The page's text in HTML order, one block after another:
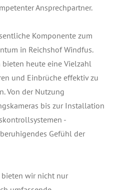
Ansprechpartner.
Komponente zum
in Reichshof Windfus.
heute eine Vielzahl
und Einbrüche effektiv zu
Von der Nutzung
bis zur Installation
-
Gefühl der
wir nicht nur